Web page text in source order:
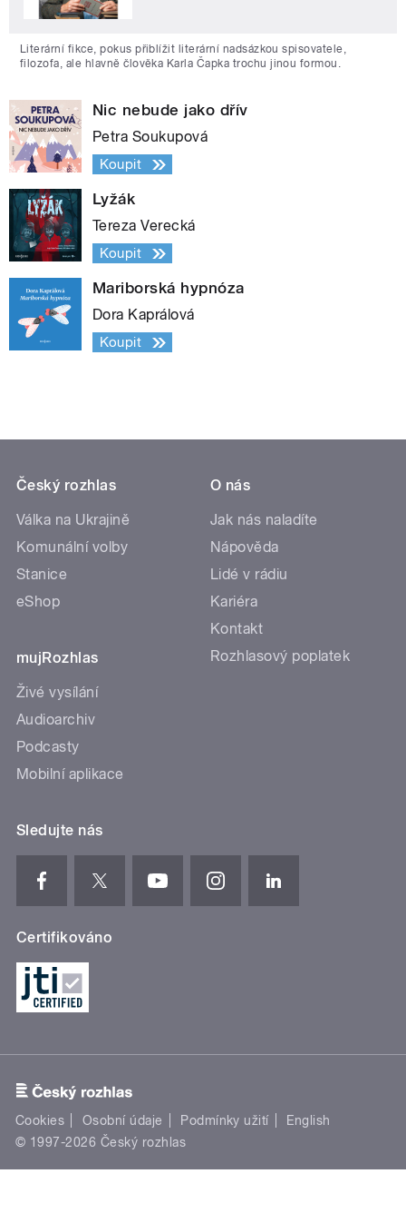
Literární fikce, pokus přiblížit literární nadsázkou spisovatele,
filozofa, ale hlavně člověka Karla Čapka trochu jinou formou.
Nic nebude jako dřív
Petra Soukupová
Koupit
Lyžák
Tereza Verecká
Koupit
Mariborská hypnóza
Dora Kaprálová
Koupit
Český rozhlas
Válka na Ukrajině
Komunální volby
Stanice
eShop
mujRozhlas
Živé vysílání
Audioarchiv
Podcasty
Mobilní aplikace
O nás
Jak nás naladíte
Nápověda
Lidé v rádiu
Kariéra
Kontakt
Rozhlasový poplatek
Sledujte nás
Certifikováno
Cookies Osobní údaje Podmínky užití
English
© 1997-2026 Český rozhlas